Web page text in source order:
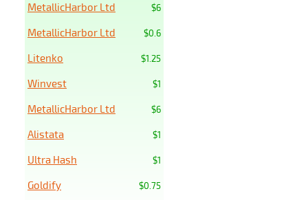
$6
MetallicHarbor Ltd
$0.6
MetallicHarbor Ltd
$1.25
Litenko
$1
Winvest
$6
MetallicHarbor Ltd
$1
Alistata
$1
Ultra Hash
$0.75
Goldify